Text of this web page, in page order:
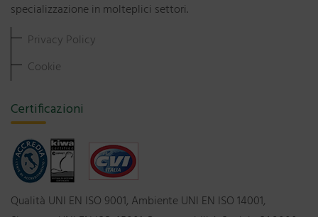
specializzazione in molteplici settori.
Privacy Policy
Cookie
Certificazioni
Qualità UNI EN ISO 9001, Ambiente UNI EN ISO 14001,